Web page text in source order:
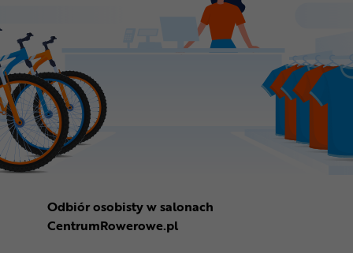
Odbiór osobisty w salonach
CentrumRowerowe.pl